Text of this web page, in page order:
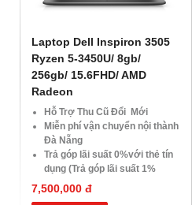
Laptop Dell Inspiron 3505
Ryzen 5-3450U/ 8gb/
256gb/ 15.6FHD/ AMD
Radeon
Hỗ Trợ Thu Cũ Đổi Mới
Miễn phí vận chuyển nội thành
Đà Nẵng
Trả góp lãi suất 0%với thẻ tín
dụng (Trả góp lãi suất 1%
HDsaison - chỉ cần CMND
BLX hoặc hộ khẩu gốc )
7,500,000 đ